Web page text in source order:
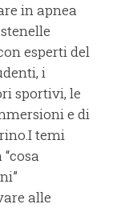
in apnea
esperti del
i
sportivi, le
e di
temi
alle